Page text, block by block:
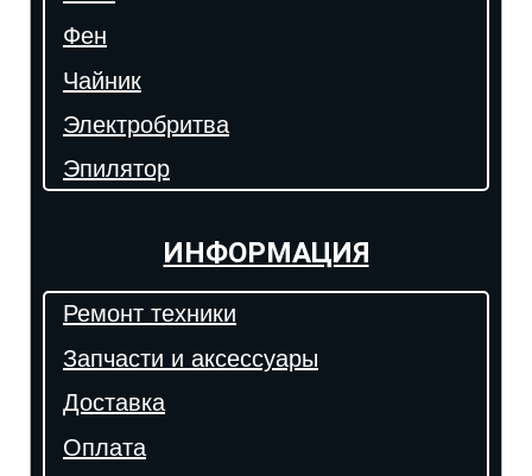
Фен
Чайник
Электробритва
Эпилятор
ИНФОРМАЦИЯ
Ремонт техники
Запчасти и аксессуары
Доставка
Оплата